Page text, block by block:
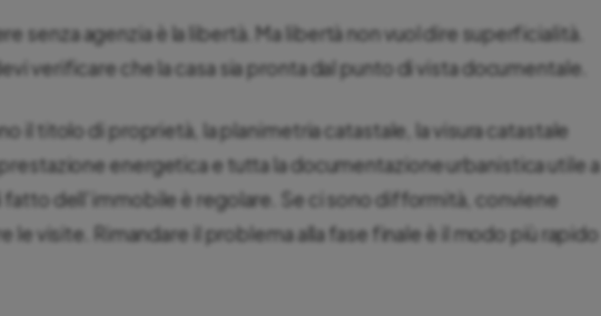
senza agenzia è la libertà. Ma libertà non vuol dire superficialità.
verificare che la casa sia pronta dal punto di vista documentale.
il titolo di proprietà, la planimetria catastale, la visura catastale
energetica e tutta la documentazione urbanistica utile a
dell’immobile è regolare. Se ci sono difformità, conviene
le visite. Rimandare il problema alla fase finale è il modo più rapido